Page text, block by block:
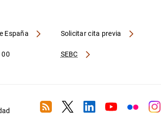
España
SEBC
Solicitar cita previa
00
RSS TwitterLinkedin
YoutubeFlickr